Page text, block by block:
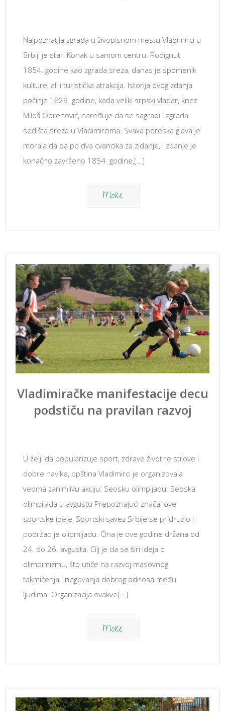
Najpoznatija zgrada u živopisnom mestu Vladimirci u
Srbiji je stari Konak u samom centru. Podignut
1854. godine kao zgrada sreza, danas je spomenik
kulture, ali i turistička atrakcija. Istorija ovog zdanja
počinje 1829. godine, kada veliki srpski vladar, knez
Miloš Obrenović, naređuje da se sagradi i zgrada
sedišta sreza u Vladimircima. Svaka poreska glava je
morala da da po dva cvancika za zidanje, i zdanje je
konačno završeno 1854. godine,[…]
More
Vladimiračke manifestacije decu
podstiču na pravilan razvoj
U želji da popularizuje sport, zdrave životne stilove i
dobre navike, opština Vladimirci je organizovala
veoma zanimlivu akciju: Seosku olimpijadu. Seoska
olimpijada u avgustu Prepoznajući značaj ove
sportske ideje, Sportski savez Srbije se pridružio i
podržao je olipmijadu. Ona je ove godine držana od
24. do 26. avgusta. Cilj je da se širi ideja o
olimpimizmu, što utiče na razvoj masovnog
takmičenja i negovanja dobrog odnosa među
ljudima. Organizacija ovakve[…]
More